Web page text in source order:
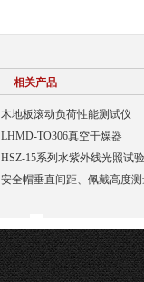
相关产品
木地板滚动负荷性能测试仪
LHMD-TO306真空干燥器
HSZ-15系列水紫外线光照试
安全帽垂直间距、佩戴高度